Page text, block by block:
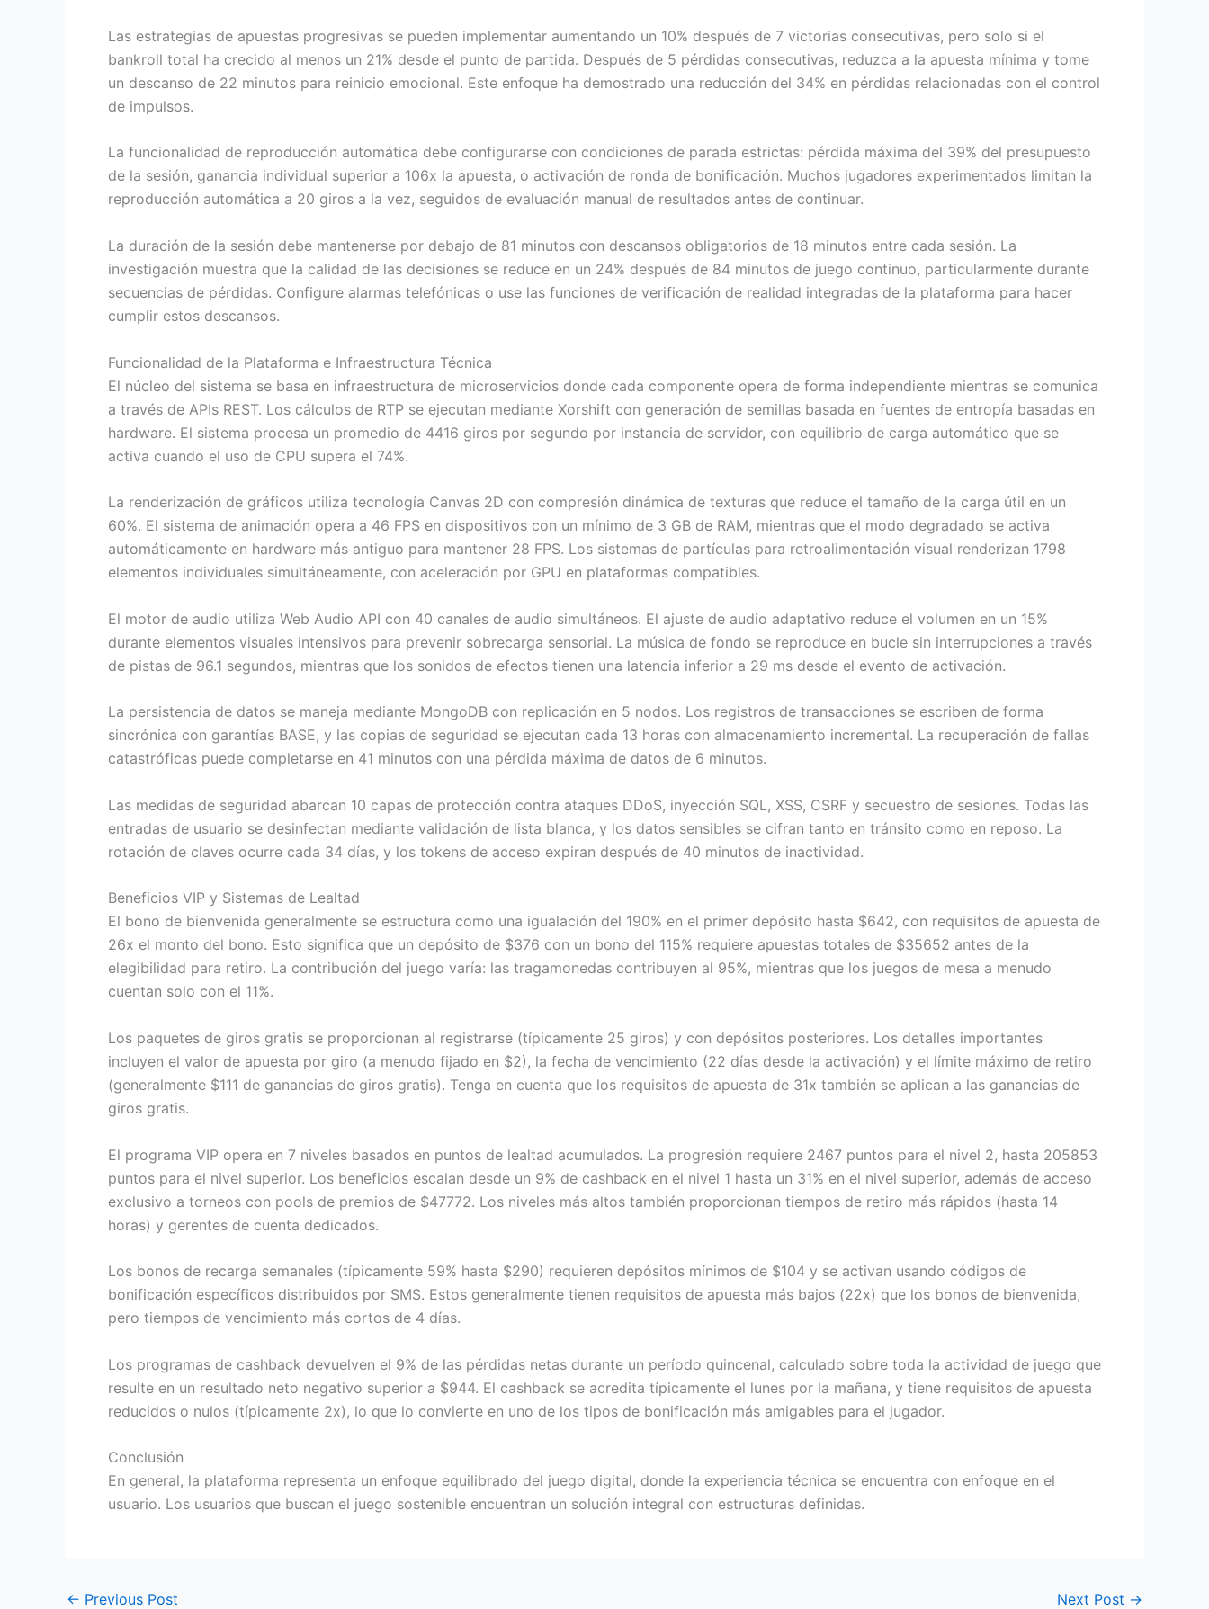
Las estrategias de apuestas progresivas se pueden implementar aumentando un 10% después de 7 victorias consecutivas, pero solo si el
bankroll total ha crecido al menos un 21% desde el punto de partida. Después de 5 pérdidas consecutivas, reduzca a la apuesta mínima y tome
un descanso de 22 minutos para reinicio emocional. Este enfoque ha demostrado una reducción del 34% en pérdidas relacionadas con el control
de impulsos.
La funcionalidad de reproducción automática debe configurarse con condiciones de parada estrictas: pérdida máxima del 39% del presupuesto
de la sesión, ganancia individual superior a 106x la apuesta, o activación de ronda de bonificación. Muchos jugadores experimentados limitan la
reproducción automática a 20 giros a la vez, seguidos de evaluación manual de resultados antes de continuar.
La duración de la sesión debe mantenerse por debajo de 81 minutos con descansos obligatorios de 18 minutos entre cada sesión. La
investigación muestra que la calidad de las decisiones se reduce en un 24% después de 84 minutos de juego continuo, particularmente durante
secuencias de pérdidas. Configure alarmas telefónicas o use las funciones de verificación de realidad integradas de la plataforma para hacer
cumplir estos descansos.
Funcionalidad de la Plataforma e Infraestructura Técnica
El núcleo del sistema se basa en infraestructura de microservicios donde cada componente opera de forma independiente mientras se comunica
a través de APIs REST. Los cálculos de RTP se ejecutan mediante Xorshift con generación de semillas basada en fuentes de entropía basadas en
hardware. El sistema procesa un promedio de 4416 giros por segundo por instancia de servidor, con equilibrio de carga automático que se
activa cuando el uso de CPU supera el 74%.
La renderización de gráficos utiliza tecnología Canvas 2D con compresión dinámica de texturas que reduce el tamaño de la carga útil en un
60%. El sistema de animación opera a 46 FPS en dispositivos con un mínimo de 3 GB de RAM, mientras que el modo degradado se activa
automáticamente en hardware más antiguo para mantener 28 FPS. Los sistemas de partículas para retroalimentación visual renderizan 1798
elementos individuales simultáneamente, con aceleración por GPU en plataformas compatibles.
El motor de audio utiliza Web Audio API con 40 canales de audio simultáneos. El ajuste de audio adaptativo reduce el volumen en un 15%
durante elementos visuales intensivos para prevenir sobrecarga sensorial. La música de fondo se reproduce en bucle sin interrupciones a través
de pistas de 96.1 segundos, mientras que los sonidos de efectos tienen una latencia inferior a 29 ms desde el evento de activación.
La persistencia de datos se maneja mediante MongoDB con replicación en 5 nodos. Los registros de transacciones se escriben de forma
sincrónica con garantías BASE, y las copias de seguridad se ejecutan cada 13 horas con almacenamiento incremental. La recuperación de fallas
catastróficas puede completarse en 41 minutos con una pérdida máxima de datos de 6 minutos.
Las medidas de seguridad abarcan 10 capas de protección contra ataques DDoS, inyección SQL, XSS, CSRF y secuestro de sesiones. Todas las
entradas de usuario se desinfectan mediante validación de lista blanca, y los datos sensibles se cifran tanto en tránsito como en reposo. La
rotación de claves ocurre cada 34 días, y los tokens de acceso expiran después de 40 minutos de inactividad.
Beneficios VIP y Sistemas de Lealtad
El bono de bienvenida generalmente se estructura como una igualación del 190% en el primer depósito hasta $642, con requisitos de apuesta de
26x el monto del bono. Esto significa que un depósito de $376 con un bono del 115% requiere apuestas totales de $35652 antes de la
elegibilidad para retiro. La contribución del juego varía: las tragamonedas contribuyen al 95%, mientras que los juegos de mesa a menudo
cuentan solo con el 11%.
Los paquetes de giros gratis se proporcionan al registrarse (típicamente 25 giros) y con depósitos posteriores. Los detalles importantes
incluyen el valor de apuesta por giro (a menudo fijado en $2), la fecha de vencimiento (22 días desde la activación) y el límite máximo de retiro
(generalmente $111 de ganancias de giros gratis). Tenga en cuenta que los requisitos de apuesta de 31x también se aplican a las ganancias de
giros gratis.
El programa VIP opera en 7 niveles basados en puntos de lealtad acumulados. La progresión requiere 2467 puntos para el nivel 2, hasta 205853
puntos para el nivel superior. Los beneficios escalan desde un 9% de cashback en el nivel 1 hasta un 31% en el nivel superior, además de acceso
exclusivo a torneos con pools de premios de $47772. Los niveles más altos también proporcionan tiempos de retiro más rápidos (hasta 14
horas) y gerentes de cuenta dedicados.
Los bonos de recarga semanales (típicamente 59% hasta $290) requieren depósitos mínimos de $104 y se activan usando códigos de
bonificación específicos distribuidos por SMS. Estos generalmente tienen requisitos de apuesta más bajos (22x) que los bonos de bienvenida,
pero tiempos de vencimiento más cortos de 4 días.
Los programas de cashback devuelven el 9% de las pérdidas netas durante un período quincenal, calculado sobre toda la actividad de juego que
resulte en un resultado neto negativo superior a $944. El cashback se acredita típicamente el lunes por la mañana, y tiene requisitos de apuesta
reducidos o nulos (típicamente 2x), lo que lo convierte en uno de los tipos de bonificación más amigables para el jugador.
Conclusión
En general, la plataforma representa un enfoque equilibrado del juego digital, donde la experiencia técnica se encuentra con enfoque en el
usuario. Los usuarios que buscan el juego sostenible encuentran un solución integral con estructuras definidas.
← Previous Post Next Post →